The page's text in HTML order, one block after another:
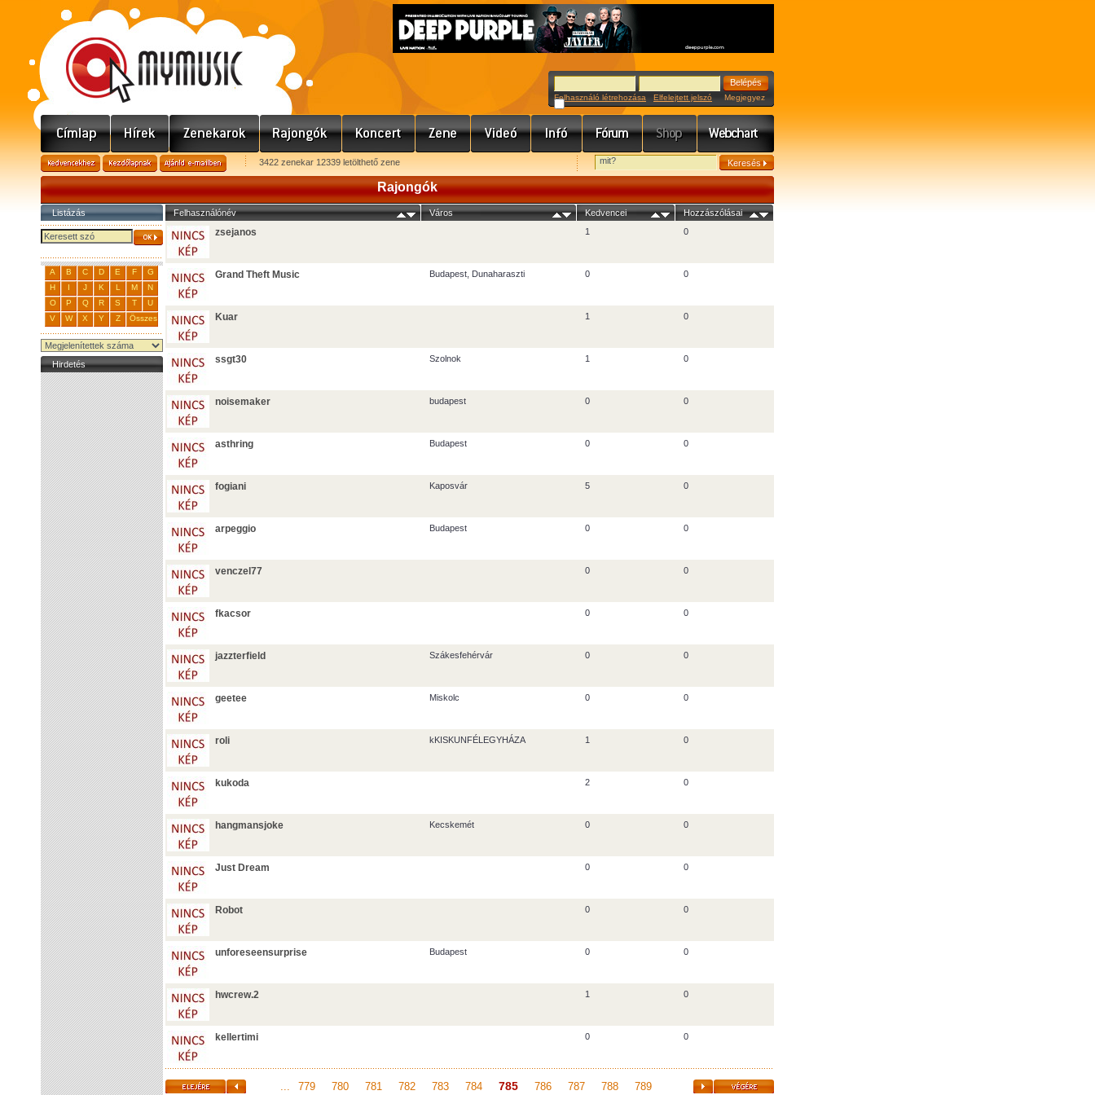
Felhasználó létrehozása Elfelejtett jelszó Megjegyez
3422 zenekar 12339 letölthető zene
Rajongók
Listázás
A B C D E F
G
H
I J K L M
N
O
P Q R S T
U
V
W X Y Z Összes
Hirdetés
Felhasználónév Város Kedvencei Hozzászólásai
zsejanos 1 0
Grand Theft Music Budapest, Dunaharaszti 0 0
Kuar 1 0
ssgt30 Szolnok 1 0
noisemaker budapest 0 0
asthring Budapest 0 0
fogiani Kaposvár 5 0
arpeggio Budapest 0 0
venczel77 0 0
fkacsor 0 0
jazzterfield Szákesfehérvár 0 0
geetee Miskolc 0 0
roli kKISKUNFÉLEGYHÁZA 1 0
kukoda 2 0
hangmansjoke Kecskemét 0 0
Just Dream 0 0
Robot 0 0
unforeseensurprise Budapest 0 0
hwcrew.2 1 0
kellertimi 0 0
... 779 780 781 782 783 784 785 786 787 788 789